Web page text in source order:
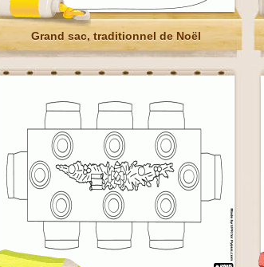
Grand sac, traditionnel de Noël